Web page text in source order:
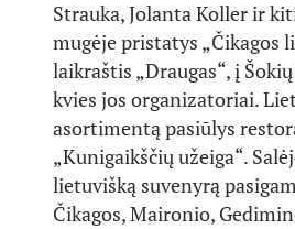
Strauka, Jolanta Koller ir
mugėje pristatys „Čikagos
laikraštis „Draugas“, į
kvies jos organizatoriai.
asortimentą pasiūlys
„Kunigaikščių užeiga“.
lietuvišką suvenyrą
Čikagos, Maironio,